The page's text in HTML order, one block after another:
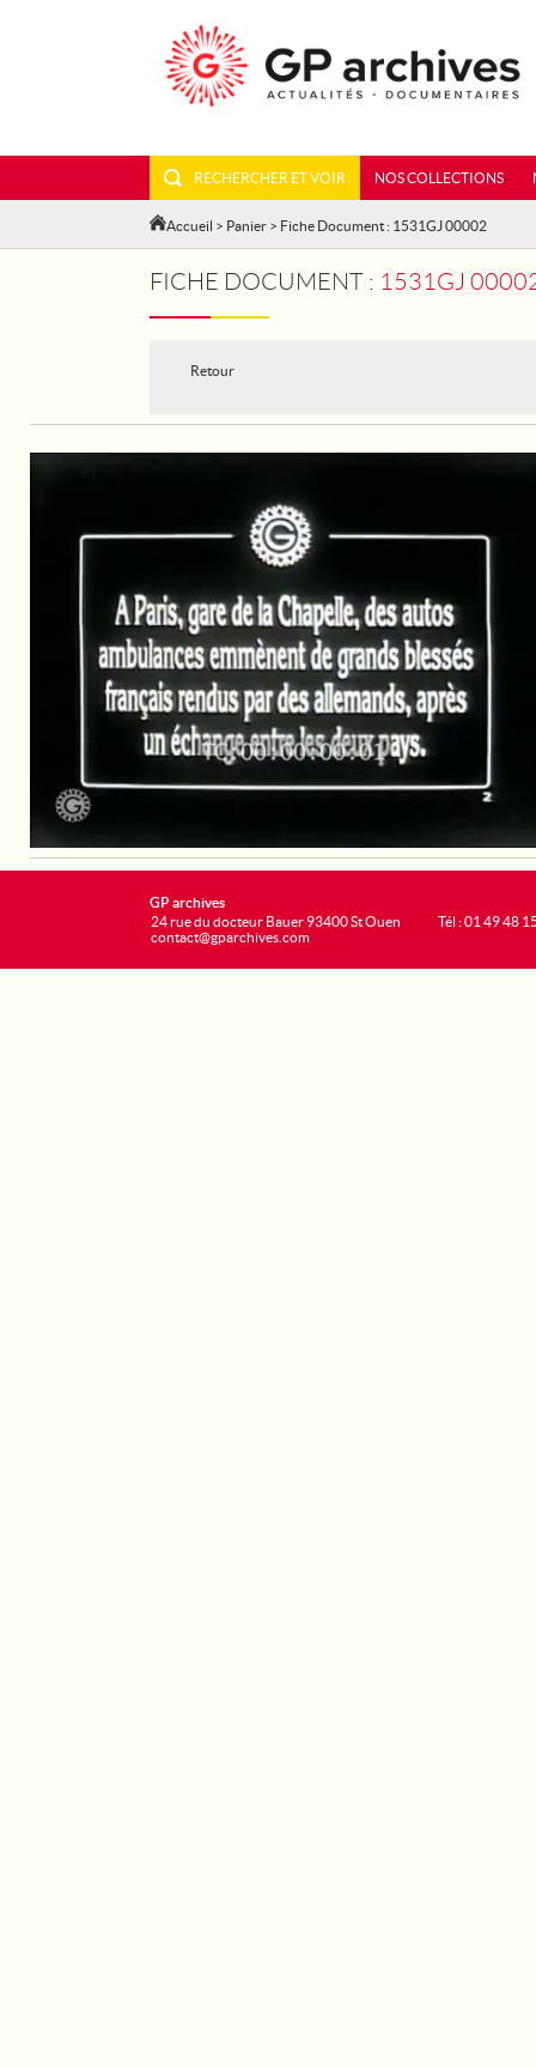
RECHERCHER ET VOIR NOS COLLECTIONS
Accueil > Panier > Fiche Document : 1531GJ 00002
FICHE DOCUMENT : 1531GJ 00002 - PARIS
Retour
GP archives
24 rue du docteur Bauer 93400 St Ouen
contact@gparchives.com
Tél : 01 49 48